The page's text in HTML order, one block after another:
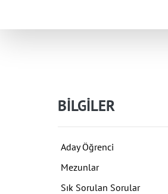
BİLGİLER
Aday Öğrenci
Mezunlar
Sık Sorulan Sorular